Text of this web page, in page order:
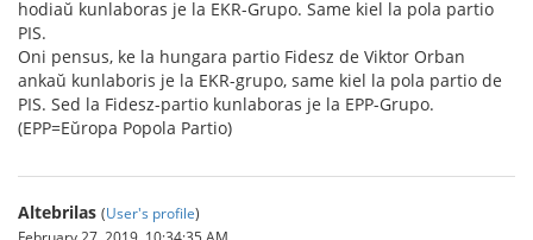
hodiaŭ kunlaboras je la EKR-Grupo. Same kiel la pola partio
PIS.
Oni pensus, ke la hungara partio Fidesz de Viktor Orban
ankaŭ kunlaboris je la EKR-grupo, same kiel la pola partio de
PIS. Sed la Fidesz-partio kunlaboras je la EPP-Grupo.
(EPP=Eŭropa Popola Partio)
Altebrilas (User's profile)